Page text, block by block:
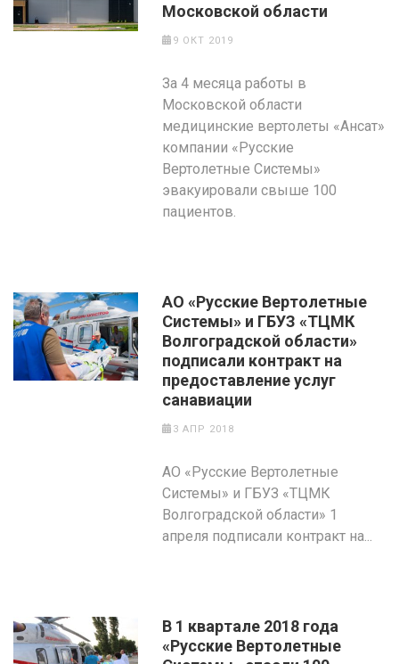
Московской области
9 ОКТ 2019
За 4 месяца работы в
Московской области
медицинские вертолеты «Ансат»
компании «Русские
Вертолетные Системы»
эвакуировали свыше 100
пациентов.
АО «Русские Вертолетные
Системы» и ГБУЗ «ТЦМК
Волгоградской области»
подписали контракт на
предоставление услуг
санавиации
3 АПР 2018
АО «Русские Вертолетные
Системы» и ГБУЗ «ТЦМК
Волгоградской области» 1
апреля подписали контракт на...
В 1 квартале 2018 года
«Русские Вертолетные